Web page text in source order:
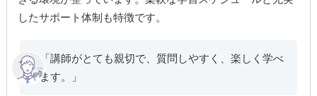
したサポート体制も特徴です。
「講師がとても親切で、質問しやすく、楽しく学べ
ます。」